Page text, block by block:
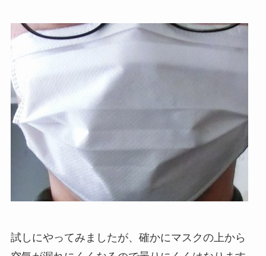
試しにやってみましたが、確かにマスクの上から